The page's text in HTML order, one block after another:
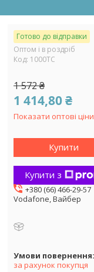
Готово до відправки
Оптом і в роздріб
Код: 1000ТС
1 572 ₴
1 414,80 ₴
Показати оптові ціни
Купити
Купити з
+380 (66) 466-29-57
Vodafone, Вайбер
за рахунок покупця